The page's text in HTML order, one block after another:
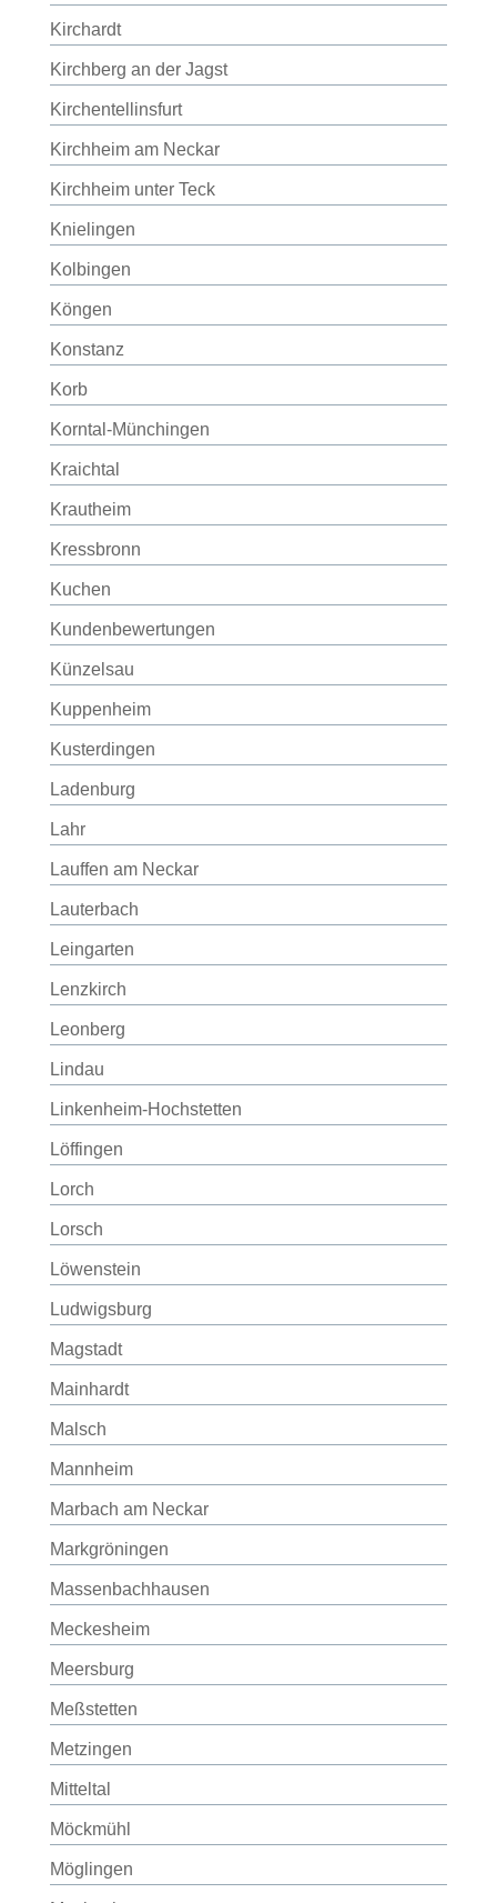
Kirchardt
Kirchberg an der Jagst
Kirchentellinsfurt
Kirchheim am Neckar
Kirchheim unter Teck
Knielingen
Kolbingen
Köngen
Konstanz
Korb
Korntal-Münchingen
Kraichtal
Krautheim
Kressbronn
Kuchen
Kundenbewertungen
Künzelsau
Kuppenheim
Kusterdingen
Ladenburg
Lahr
Lauffen am Neckar
Lauterbach
Leingarten
Lenzkirch
Leonberg
Lindau
Linkenheim-Hochstetten
Löffingen
Lorch
Lorsch
Löwenstein
Ludwigsburg
Magstadt
Mainhardt
Malsch
Mannheim
Marbach am Neckar
Markgröningen
Massenbachhausen
Meckesheim
Meersburg
Meßstetten
Metzingen
Mitteltal
Möckmühl
Möglingen